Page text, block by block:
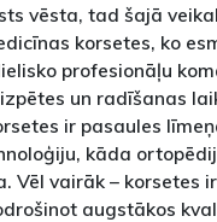
vēsta, tad šajā
korsetes, ko
profesionāļu
un radīšanas
ir pasaules
kāda
Vēl vairāk – korsetes ir
augstākos